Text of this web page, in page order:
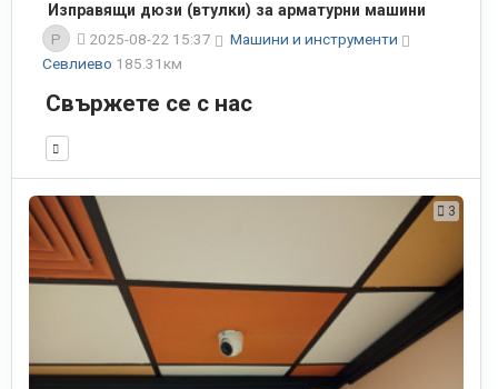
Изправящи дюзи (втулки) за арматурни машини
P
2025-08-22 15:37
Машини и инструменти
Севлиево 185.31км
Свържете се с нас
3